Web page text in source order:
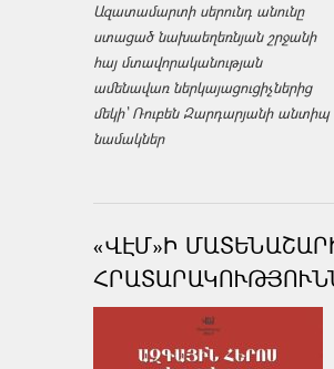
Ազատամարտի սերունդ անունը
ստացած նախաեղեռնյան շրջանի
հայ մտավորականության
ամենավառ ներկայացուցիչներից
մեկի՝ Ռուբեն Զարդարյանի անտիպ
նամակներ
«ՎԷՄ»Ի